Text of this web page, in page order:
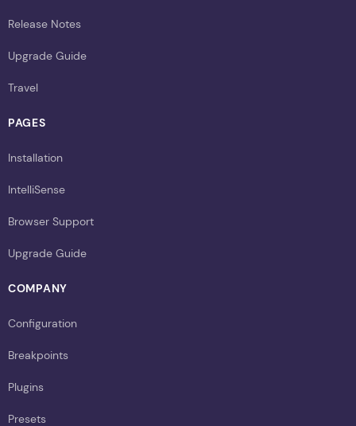
Release Notes
Upgrade Guide
Travel
PAGES
Installation
IntelliSense
Browser Support
Upgrade Guide
COMPANY
Configuration
Breakpoints
Plugins
Presets